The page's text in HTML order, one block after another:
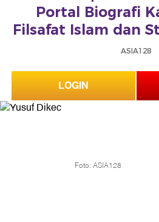
Portal Biografi
Filsafat Islam dan
ASIA128
LOGIN
Foto: ASIA128